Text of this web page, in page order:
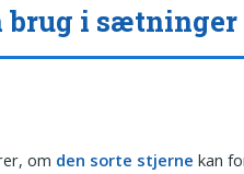
brug i sætninger
om den sorte stjerne kan